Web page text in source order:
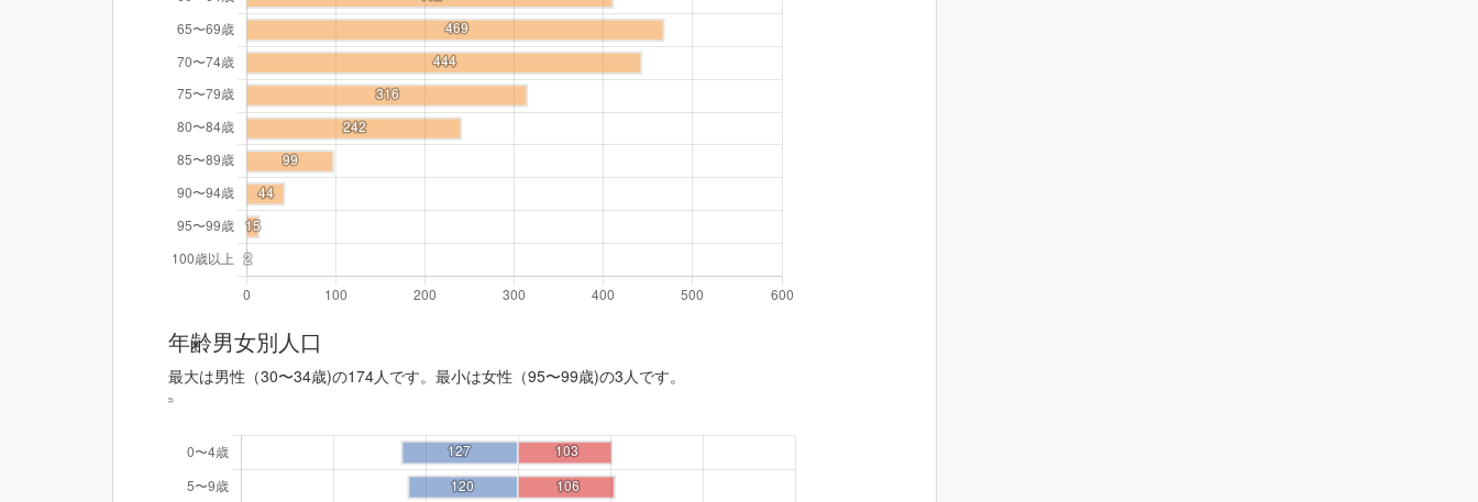
年齢男女別人口
最大は男性（30〜34歳)の174人です。最小は女性（95〜99歳)の3人です。